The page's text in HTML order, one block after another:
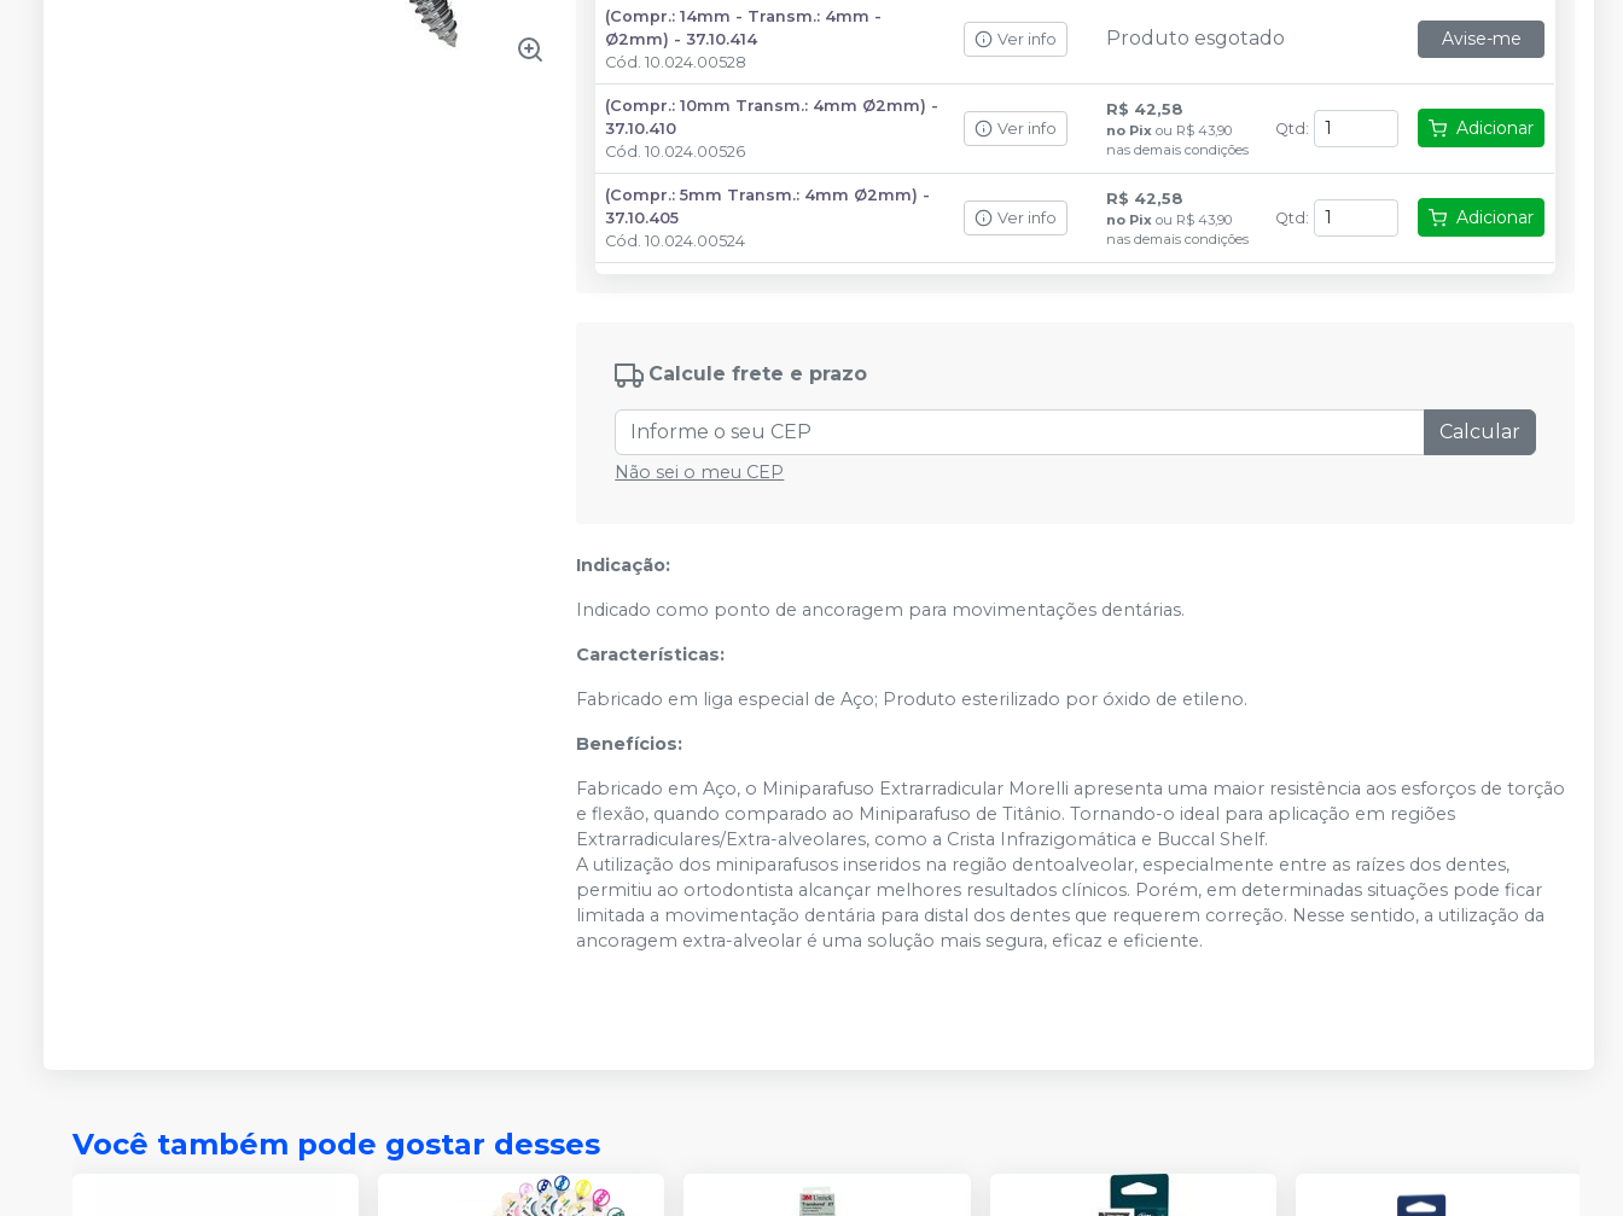
(Compr.: 14mm - Transm.: 4mm -
Ø2mm) - 37.10.414
Cód.10.024.00528
Ver info Produto esgotado Avise-me
(Compr.: 10mm Transm.: 4mm Ø2mm) -
37.10.410
Cód.10.024.00526
Ver info
R$ 42,58
no Pix ou R$ 43,90
nas demais condições
Qtd : Adicionar
(Compr.: 5mm Transm.: 4mm Ø2mm) -
37.10.405
Cód.10.024.00524
Ver info
R$ 42,58
no Pix ou R$ 43,90
nas demais condições
Qtd : Adicionar
Calcule frete e prazo
Calcular
Não sei o meu CEP
Indicação:
Indicado como ponto de ancoragem para movimentações dentárias.
Características:
Fabricado em liga especial de Aço; Produto esterilizado por óxido de etileno.
Benefícios:
Fabricado em Aço, o Miniparafuso Extrarradicular Morelli apresenta uma maior resistência aos esforços de torção
e flexão, quando comparado ao Miniparafuso de Titânio. Tornando-o ideal para aplicação em regiões
Extrarradiculares/Extra-alveolares, como a Crista Infrazigomática e Buccal Shelf.
A utilização dos miniparafusos inseridos na região dentoalveolar, especialmente entre as raízes dos dentes,
permitiu ao ortodontista alcançar melhores resultados clínicos. Porém, em determinadas situações pode ficar
limitada a movimentação dentária para distal dos dentes que requerem correção. Nesse sentido, a utilização da
ancoragem extra-alveolar é uma solução mais segura, eficaz e eficiente.
Você também pode gostar desses